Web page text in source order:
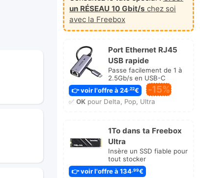
un RÉSEAU 10 Gbit/s chez soi
avec la Freebox
Port Ethernet RJ45
USB rapide
Passe facilement de 1 à
2.5Gb/s en USB-C
👉 voir l'offre à 24,22€ -15%
✅ OKpour Delta, Pop, Ultra
1To dans ta Freebox
Ultra
Insère un SSD fiable pour
tout stocker
👉 voir l'offre à 134 ,99€